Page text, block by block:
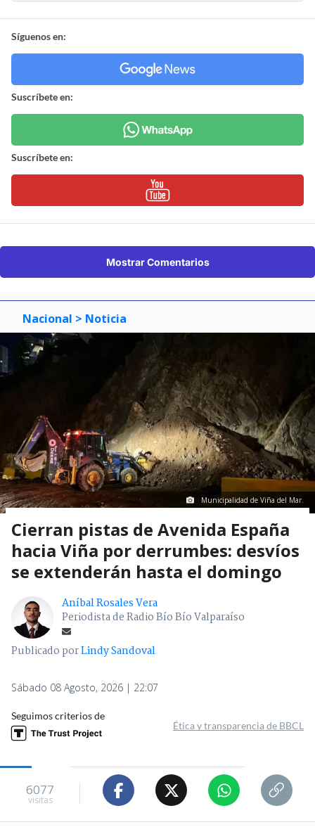
Síguenos en:
Suscríbete en:
Suscríbete en:
Mostrar Comentarios
Nacional > Noticia
Municipalidad de Viña del Mar.
Cierran pistas de Avenida España
hacia Viña por derrumbes: desvíos
se extenderán hasta el domingo
Aníbal Rosales Vera
Periodista de Radio Bío Bío Valparaíso
Publicado porLindy Sandoval
Sábado 08 Agosto, 2026 | 22:07
Seguimos criterios de
Ética y transparencia de BBCL
6077
visitas